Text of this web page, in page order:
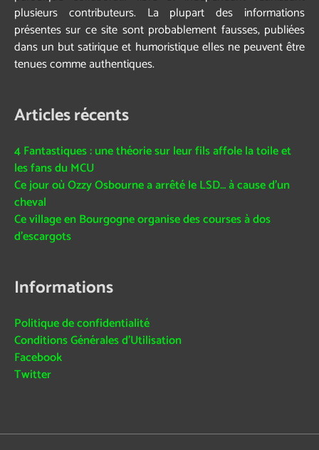
plusieurs contributeurs. La plupart des informations
présentes sur ce site sont probablement fausses, publiées
dans un but satirique et humoristique elles ne peuvent être
tenues comme authentiques.
Articles récents
4 Fantastiques : une théorie sur leur fils affole la toile et
les fans du MCU
Ce jour où Ozzy Osbourne a arrêté le LSD… à cause d’un
cheval
Ce village en Bourgogne organise des courses à dos
d’escargots
Informations
Politique de confidentialité
Conditions Générales d’Utilisation
Facebook
Twitter